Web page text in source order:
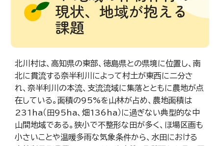
現状、地域が抱える
課題
北川村は、高知県の東部、徳島県との県境に位置し、南
北に貫流する奈半利川によって村土が東西に二分さ
れ、奈半利川の本流、支流流域に集落とともに農地が点
在している。面積の95%を山林が占め、農地面積は
231ha（田95ha、畑136ha）に過ぎない典型的な中
山間地域である。狭小で不整形な田が多く、ほ場区画も
小さいことや温暖多雨な気象条件から、水田における